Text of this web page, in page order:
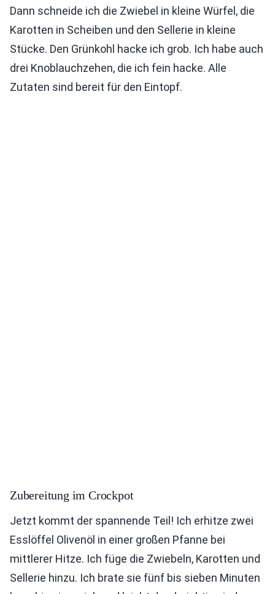
Dann schneide ich die Zwiebel in kleine Würfel, die
Karotten in Scheiben und den Sellerie in kleine
Stücke. Den Grünkohl hacke ich grob. Ich habe auch
drei Knoblauchzehen, die ich fein hacke. Alle
Zutaten sind bereit für den Eintopf.
Zubereitung im Crockpot
Jetzt kommt der spannende Teil! Ich erhitze zwei
Esslöffel Olivenöl in einer großen Pfanne bei
mittlerer Hitze. Ich füge die Zwiebeln, Karotten und
Sellerie hinzu. Ich brate sie fünf bis sieben Minuten